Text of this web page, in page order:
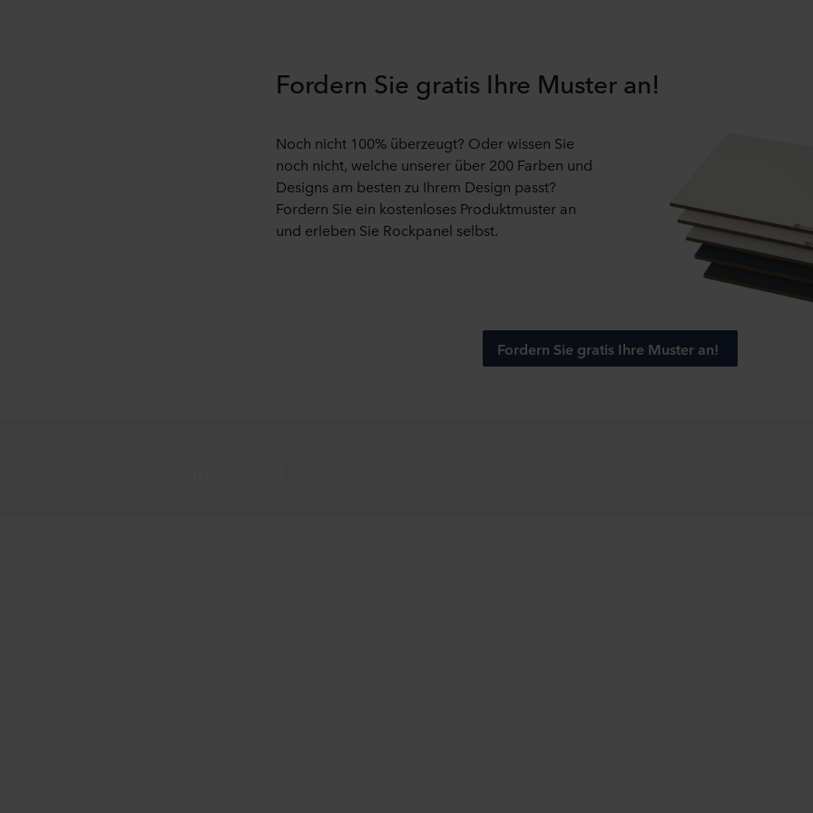
Sie können Ihre Einwilligung jederzeit widerrufen oder ändern, indem Sie auf das Cookie-
Lesen Sie mehr über unsere Verwendung von Cookies im Abschnitt "Über" und über unsere
personenbezogener Daten in unserenDatenschutzhinweisen
, einschließlich der Angabe,
Unternehmen für die Verarbeitung Ihrer personenbezogenen Daten verantwortlich ist.
Fordern Sie gratis Ihre Muster an!
Noch nicht 100% überzeugt? Oder wissen Sie
noch nicht, welche unserer über 200 Farben und
Designs am besten zu Ihrem Design passt?
Fordern Sie ein kostenloses Produktmuster an
und erleben Sie Rockpanel selbst.
Fordern Sie gratis Ihre Muster an!